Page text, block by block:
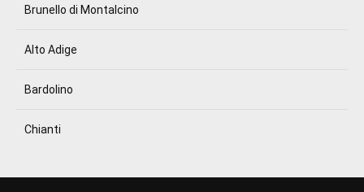
Brunello di Montalcino
Alto Adige
Bardolino
Chianti